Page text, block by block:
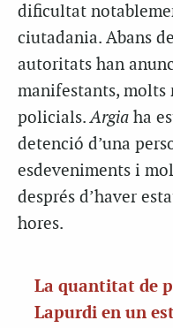
dificultat
ciutadania. Abans
autoritats han
manifestants,
policials.Argia ha
detenció d’una
esdeveniments i
després d’haver
hores.
La quantitat de
Lapurdi en un